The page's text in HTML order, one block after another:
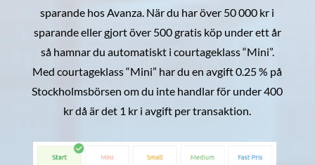
sparande hos Avanza. När du har över 50 000 kr i
sparande eller gjort över 500 gratis köp under ett år
så hamnar du automatiskt i courtageklass “Mini”.
Med courtageklass “Mini” har du en avgift 0.25 % på
Stockholmsbörsen om du inte handlar för under 400
kr då är det 1 kr i avgift per transaktion.